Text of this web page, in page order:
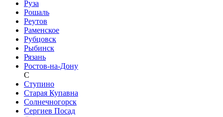
Руза
Рошаль
Реутов
Раменское
Рубцовск
Рыбинск
Рязань
Ростов-на-Дону
С
Ступино
Старая Купавна
Солнечногорск
Сергиев Посад